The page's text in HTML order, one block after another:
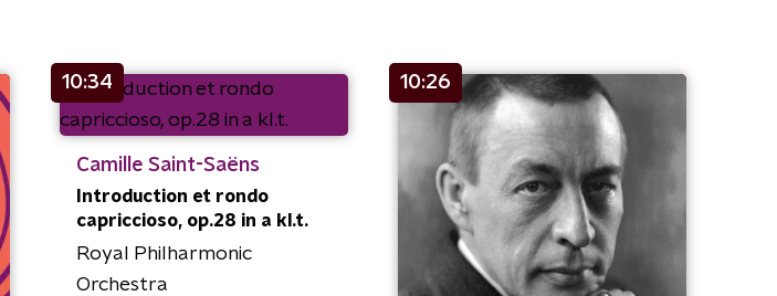
10:34
Camille Saint-Saëns
Introduction et rondo
capriccioso, op.28 in a kl.t.
Royal Philharmonic
Orchestra
10:26